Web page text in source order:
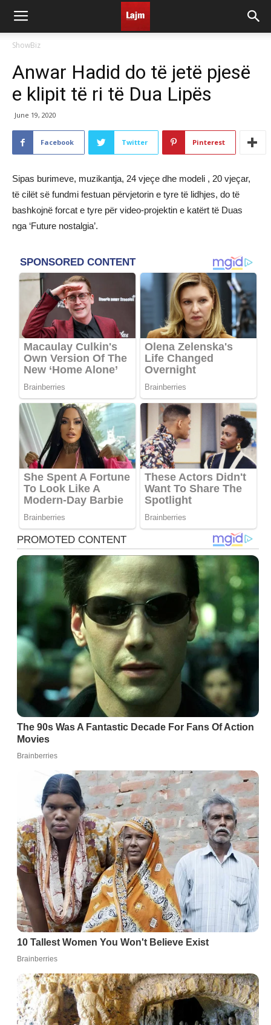
ShowBiz
Anwar Hadid do të jetë pjesë
e klipit të ri të Dua Lipës
June 19, 2020
Facebook Twitter Pinterest
Sipas burimeve, muzikantja, 24 vjeçe dhe modeli , 20 vjeçar,
të cilët së fundmi festuan përvjetorin e tyre të lidhjes, do të
bashkojnë forcat e tyre për video-projektin e katërt të Duas
nga ‘Future nostalgia’.